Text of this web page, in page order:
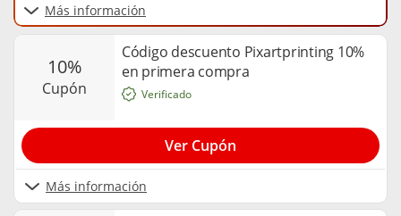
Más información
10%
cupón
Código descuento Pixartprinting 10%
en primera compra
Más información
Verificado
Ver Cupón